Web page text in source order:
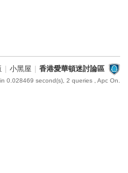
小黑屋 香港愛華頓迷討論區
0.028469 second(s), 2 queries , Apc On.